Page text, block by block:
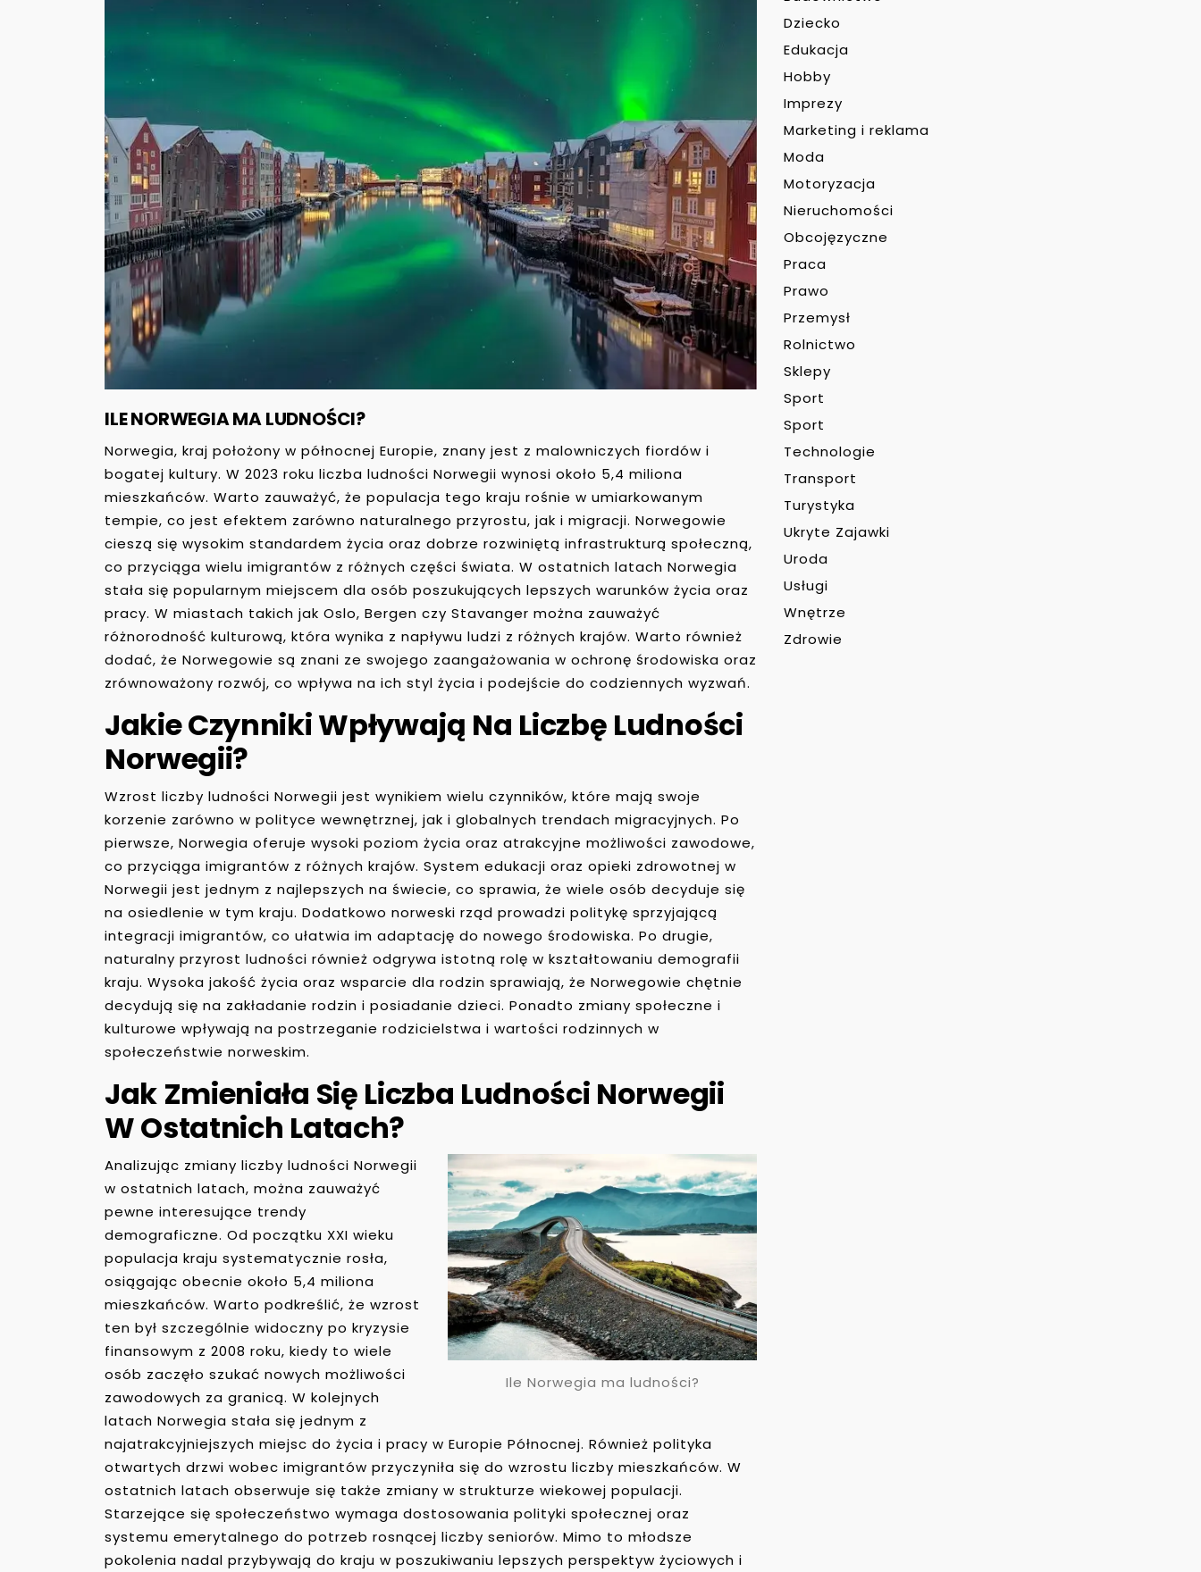
ILE NORWEGIA MA LUDNOŚCI?
Norwegia, kraj położony w północnej Europie, znany jest z malowniczych fiordów i
bogatej kultury. W 2023 roku liczba ludności Norwegii wynosi około 5,4 miliona
mieszkańców. Warto zauważyć, że populacja tego kraju rośnie w umiarkowanym
tempie, co jest efektem zarówno naturalnego przyrostu, jak i migracji. Norwegowie
cieszą się wysokim standardem życia oraz dobrze rozwiniętą infrastrukturą społeczną,
co przyciąga wielu imigrantów z różnych części świata. W ostatnich latach Norwegia
stała się popularnym miejscem dla osób poszukujących lepszych warunków życia oraz
pracy. W miastach takich jak Oslo, Bergen czy Stavanger można zauważyć
różnorodność kulturową, która wynika z napływu ludzi z różnych krajów. Warto również
dodać, że Norwegowie są znani ze swojego zaangażowania w ochronę środowiska oraz
zrównoważony rozwój, co wpływa na ich styl życia i podejście do codziennych wyzwań.
Jakie Czynniki Wpływają Na Liczbę Ludności
Norwegii?
Wzrost liczby ludności Norwegii jest wynikiem wielu czynników, które mają swoje
korzenie zarówno w polityce wewnętrznej, jak i globalnych trendach migracyjnych. Po
pierwsze, Norwegia oferuje wysoki poziom życia oraz atrakcyjne możliwości zawodowe,
co przyciąga imigrantów z różnych krajów. System edukacji oraz opieki zdrowotnej w
Norwegii jest jednym z najlepszych na świecie, co sprawia, że wiele osób decyduje się
na osiedlenie w tym kraju. Dodatkowo norweski rząd prowadzi politykę sprzyjającą
integracji imigrantów, co ułatwia im adaptację do nowego środowiska. Po drugie,
naturalny przyrost ludności również odgrywa istotną rolę w kształtowaniu demografii
kraju. Wysoka jakość życia oraz wsparcie dla rodzin sprawiają, że Norwegowie chętnie
decydują się na zakładanie rodzin i posiadanie dzieci. Ponadto zmiany społeczne i
kulturowe wpływają na postrzeganie rodzicielstwa i wartości rodzinnych w
społeczeństwie norweskim.
Jak Zmieniała Się Liczba Ludności Norwegii
W Ostatnich Latach?
Ile Norwegia ma ludności?
Analizując zmiany liczby ludności Norwegii
w ostatnich latach, można zauważyć
pewne interesujące trendy
demograficzne. Od początku XXI wieku
populacja kraju systematycznie rosła,
osiągając obecnie około 5,4 miliona
mieszkańców. Warto podkreślić, że wzrost
ten był szczególnie widoczny po kryzysie
finansowym z 2008 roku, kiedy to wiele
osób zaczęło szukać nowych możliwości
zawodowych za granicą. W kolejnych
latach Norwegia stała się jednym z
najatrakcyjniejszych miejsc do życia i pracy w Europie Północnej. Również polityka
otwartych drzwi wobec imigrantów przyczyniła się do wzrostu liczby mieszkańców. W
ostatnich latach obserwuje się także zmiany w strukturze wiekowej populacji.
Starzejące się społeczeństwo wymaga dostosowania polityki społecznej oraz
systemu emerytalnego do potrzeb rosnącej liczby seniorów. Mimo to młodsze
pokolenia nadal przybywają do kraju w poszukiwaniu lepszych perspektyw życiowych i
Dziecko
Edukacja
Hobby
Imprezy
Marketing i reklama
Moda
Motoryzacja
Nieruchomości
Obcojęzyczne
Praca
Prawo
Przemysł
Rolnictwo
Sklepy
Sport
Sport
Technologie
Transport
Turystyka
Ukryte Zajawki
Uroda
Usługi
Wnętrze
Zdrowie